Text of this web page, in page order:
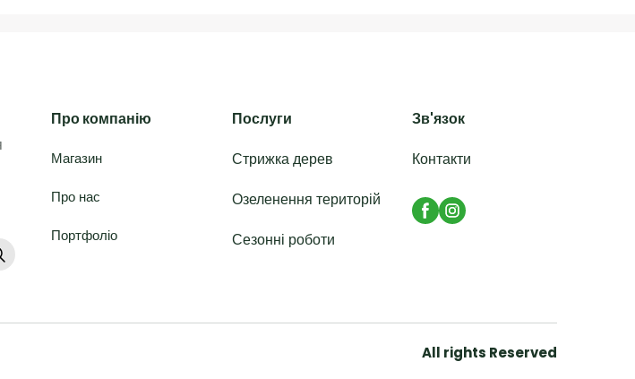
Про компанію
Магазин
Про нас
Портфоліо
Послуги
Стрижка дерев
Озеленення територій
Сезонні роботи
Зв'язок
Контакти
All rights Reserved